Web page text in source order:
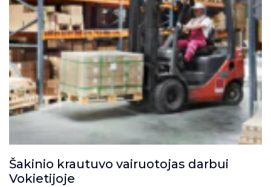
Šakinio krautuvo vairuotojas darbui
Vokietijoje